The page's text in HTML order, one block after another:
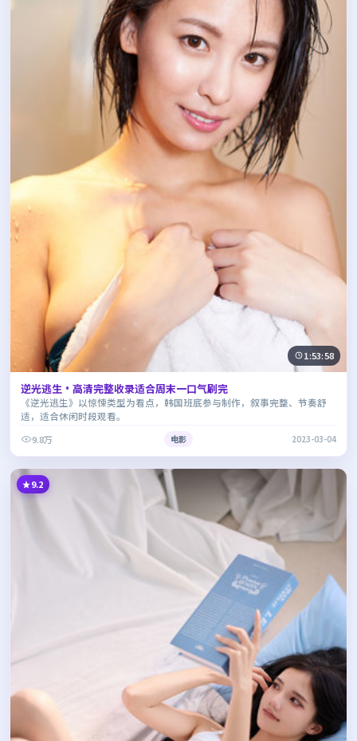
1:53:58
逆光逃生·高清完整收录适合周末一口气刷完
《逆光逃生》以惊悚类型为看点，韩国班底参与制作，叙事完整、节奏舒
适，适合休闲时段观看。
9.8万
电影 2023-03-04
9.2